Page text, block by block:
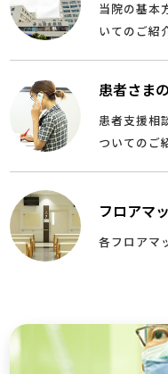
当院の基本
いてのご紹
患者さま
患者支援相
ついてのご
フロアマ
各フロアマ